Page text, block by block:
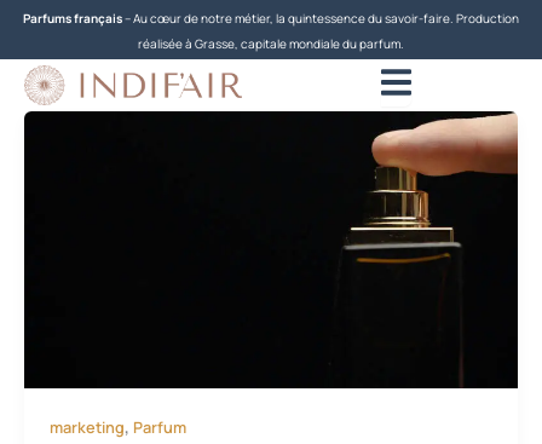
Aller
contenu
Parfums français– Au cœur de notre métier, la quintessence du savoir-faire. Production
réalisée à Grasse, capitale mondiale du parfum.
marketing, Parfum